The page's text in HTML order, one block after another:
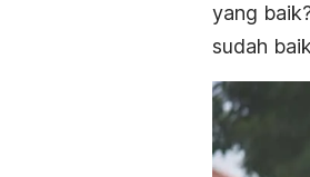
yang
sudah